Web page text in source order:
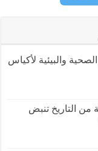
والبيئية لأكياس
من التاريخ تنبض